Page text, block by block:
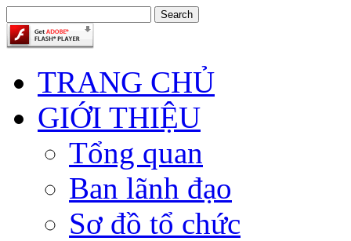
TRANG CHỦ
GIỚI THIỆU
Tổng quan
Ban lãnh đạo
Sơ đồ tổ chức